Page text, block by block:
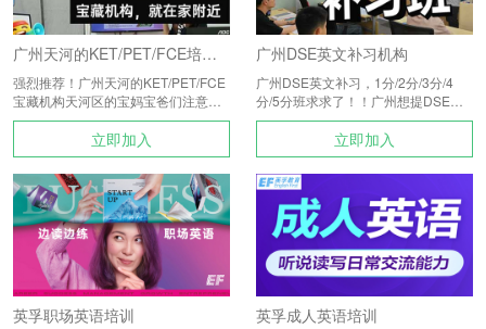
广州天河的KET/PET/FCE培训机构
强烈推荐！广州天河的KET/PET/FCE
宝藏机构天河区的宝妈宝爸们注意
啦！ 天河这个宝藏地区，除了
立即加入
广州DSE英文补习机构
广州DSE英文补习，1分/2分/3分/4
分/5分班求求了！！广州想提DSE英
文的宝子们差生逆袭、冲5
立即加入
英孚职场英语培训 英孚成人英语培训